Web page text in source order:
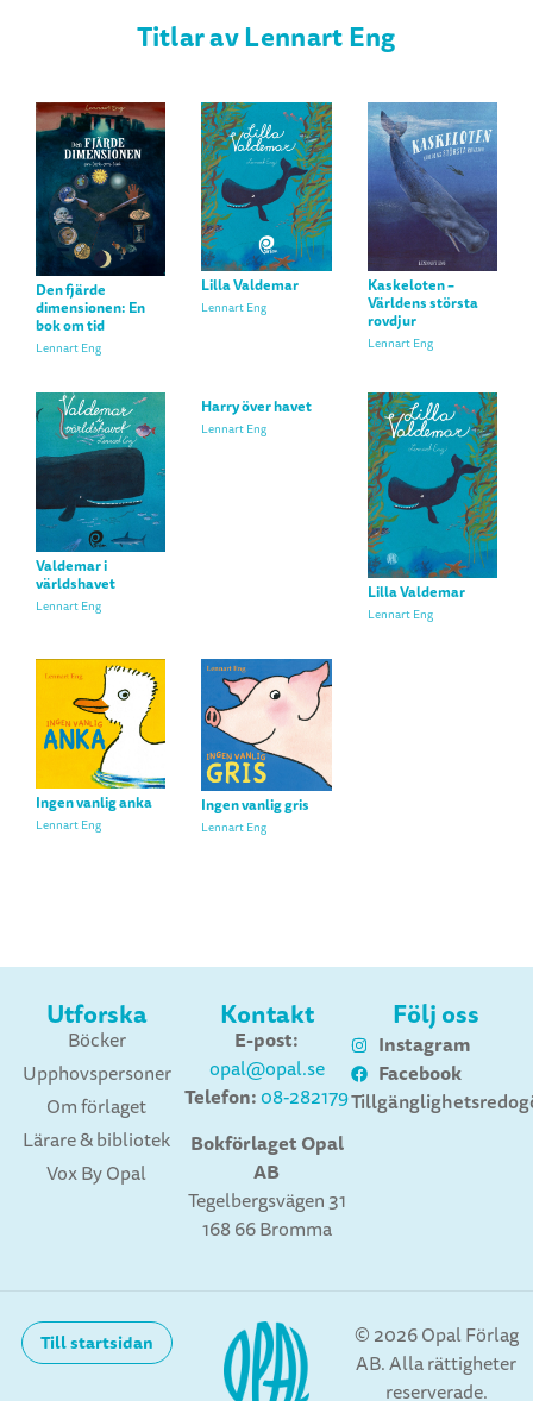
Titlar av Lennart Eng
Den fjärde
dimensionen: En
bok om tid
Lennart Eng
Lilla Valdemar
Lennart Eng
Kaskeloten –
Världens största
rovdjur
Lennart Eng
Valdemar i
världshavet
Lennart Eng
Harry över havet
Lennart Eng
Lilla Valdemar
Lennart Eng
Ingen vanlig anka
Lennart Eng
Ingen vanlig gris
Lennart Eng
Utforska
Böcker
Upphovspersoner
Om förlaget
Lärare & bibliotek
Vox By Opal
Kontakt
E-post:
opal@opal.se
Telefon:08-282179
Bokförlaget Opal
AB
Tegelbergsvägen 31
168 66 Bromma
Följ oss
Instagram
Facebook
Till startsidan
© 2026 Opal Förlag
AB. Alla rättigheter
reserverade.